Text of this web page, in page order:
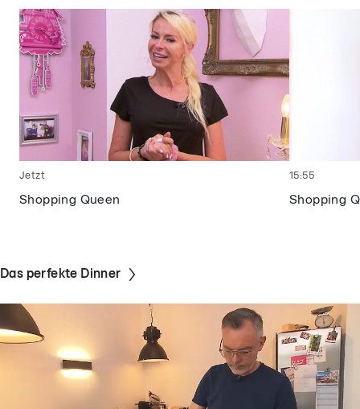
Shopping Queen
Jetzt
Shopping
15:55
Das perfekte Dinner